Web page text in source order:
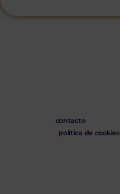
contacto
política de cookies